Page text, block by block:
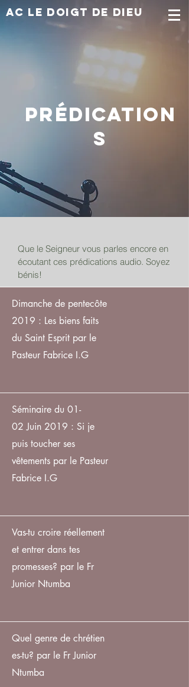
AC Le doigt de dieu
Prédication
s
Que le Seigneur vous parles encore en
écoutant ces prédications audio. Soyez
bénis!
Dimanche de pentecôte
2019 : Les biens faits
du Saint Esprit par le
Pasteur Fabrice I.G
Séminaire du 01-
02 Juin 2019 : Si je
puis toucher ses
vêtements par le Pasteur
Fabrice I.G
Vas-tu croire réellement
et entrer dans tes
promesses? par le Fr
Junior Ntumba
Quel genre de chrétien
es-tu? par le Fr Junior
Ntumba